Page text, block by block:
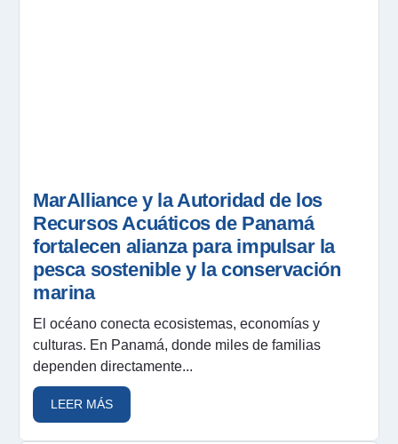
MarAlliance y la Autoridad de los
Recursos Acuáticos de Panamá
fortalecen alianza para impulsar la
pesca sostenible y la conservación
marina
El océano conecta ecosistemas, economías y
culturas. En Panamá, donde miles de familias
dependen directamente...
LEER MÁS